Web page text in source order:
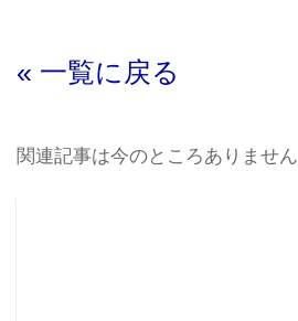
« 一覧に戻る
関連記事は今のところありません